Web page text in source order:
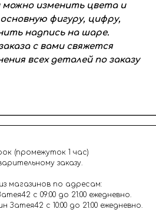
можно изменить цвета и
фигуру, цифру,
надпись на шаре.
с вами свяжется
всех деталей по заказу
(промежуток 1 час)
заказу.
магазинов по адресам:
с 09:00 до 21:00 ежедневно.
Затея42 с 10:00 до 21:00 ежедневно.